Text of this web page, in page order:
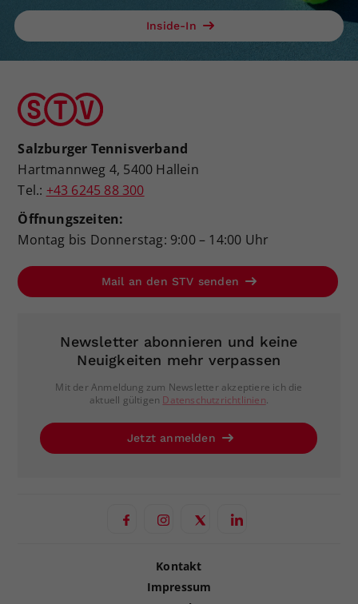
Inside-In
Salzburger Tennisverband
Hartmannweg 4, 5400 Hallein
Tel.: +43 6245 88 300
Öffnungszeiten:
Montag bis Donnerstag: 9:00 – 14:00 Uhr
Mail an den STV senden
Newsletter abonnieren und keine
Neuigkeiten mehr verpassen
Mit der Anmeldung zum Newsletter akzeptiere ich die
aktuell gültigen Datenschutzrichtlinien.
Jetzt anmelden
Kontakt
Impressum